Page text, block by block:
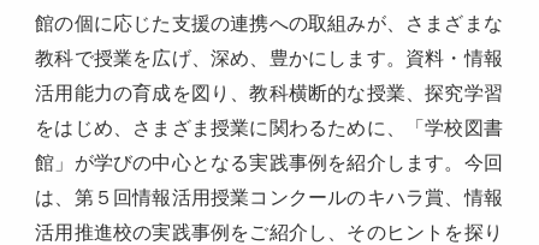
館の個に応じた支援の連携への取組みが、さまざまな
教科で授業を広げ、深め、豊かにします。資料・情報
活用能力の育成を図り、教科横断的な授業、探究学習
をはじめ、さまざま授業に関わるために、「学校図書
館」が学びの中心となる実践事例を紹介します。 今回
は、第５回情報活用授業コンクールのキハラ賞、情報
活用推進校の実践事例をご紹介し、そのヒントを探り